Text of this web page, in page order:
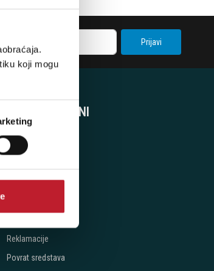
koji mogu
Prijavi
SVE O KUPOVINI
Uslovi kupovine
Načini Plaćanja
Reklamacije
Povrat sredstava